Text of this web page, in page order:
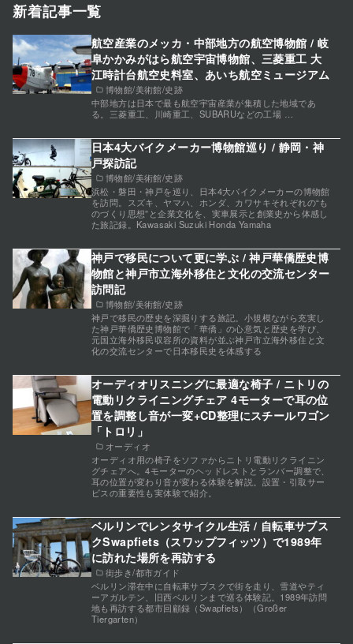
新着記事一覧
博物館/美術館/史跡
航空産業のメッカ・中部地方の航空博物館 / 岐
阜かかみがはら航空宇宙博物館、三菱重工 大
江時計台航空史料室、あいち航空ミュージアム
中部地方は日本で最も航空宇宙産業が集積した地域であ
る。三菱重工、川崎重工、SUBARUなどの工場 …
博物館/美術館/史跡
日本4大バイクメーカー博物館巡り / 静岡・神
戸探訪記
浜松・磐田・神戸を巡り、日本4大バイクメーカーの博物館
を訪問。スズキ、ヤマハ、ホンダ、カワサキそれぞれの“も
のづくり思想”と企業文化を、実車展示と創業史から体感し
た旅記録。Kawasaki Suzuki Honda Yamaha
博物館/美術館/史跡
神戸で移民について更に学ぶ / 神戸華僑歴史博
物館と神戸市立海外移住と文化の交流センター
訪問記
神戸で移民の歴史を深掘りする旅記。小規模ながら充実し
た神戸華僑歴史博物館で「華僑」の心意気と歴史を学び、
元国立海外移民収容所の資料が並ぶ神戸市立海外移住と文
化の交流センターで日本移民史を体感する
オーディオ
オーディオリスニングに最適な椅子 / ニトリの
電動リクライニングチェア 4モーターで耳の位
置を調整し音が一変+CD整理にスチールワゴン
「トロリ」
オーディオ用の椅子をソファからニトリ電動リクライニン
グチェアへ。4モーターのヘッドレストとランバー調整で、
耳の位置が変わり音が変わる体験を解説。設置・引取サー
ビスの重要性も実体験で紹介。
街歩き/都市ガイド
ベルリンでレンタサイクル生活 / 自転車サブス
クSwapfiets（スワップフィッツ）で1989年
に訪れた場所を再訪する
ベルリン滞在中に自転車サブスクで街を走り、雪道やティ
ーアガルテン、旧西ベルリンまで巡る体験記。1989年訪問
地も再訪する都市回顧録（Swapfiets）（Großer
Tiergarten）